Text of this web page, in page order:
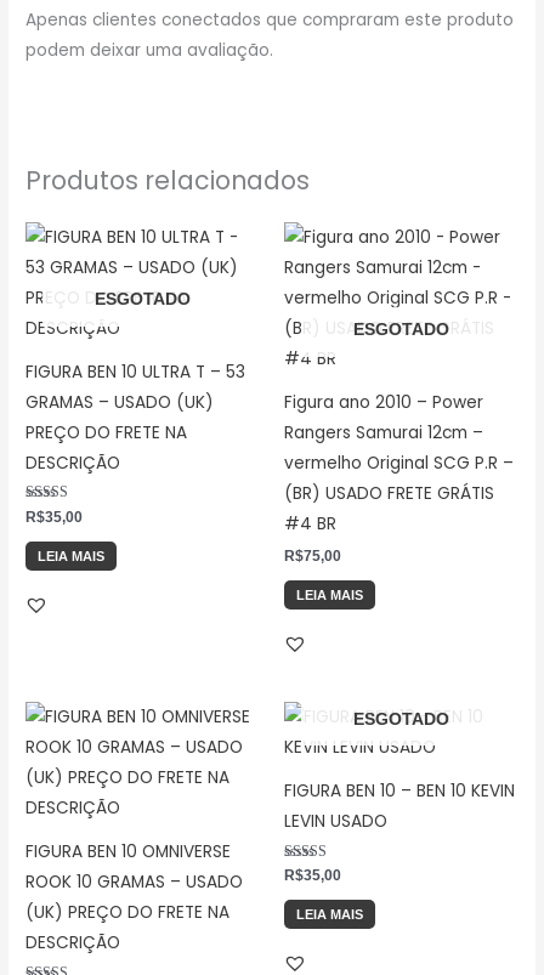
Apenas clientes conectados que compraram este produto
podem deixar uma avaliação.
Produtos relacionados
ESGOTADO
FIGURA BEN 10 ULTRA T – 53
GRAMAS – USADO (UK)
PREÇO DO FRETE NA
DESCRIÇÃO
Avaliação
5.00
de 5
R$35,00
LEIA MAIS
ESGOTADO
Figura ano 2010 – Power
Rangers Samurai 12cm –
vermelho Original SCG P.R –
(BR) USADO FRETE GRÁTIS
#4 BR
R$75,00
LEIA MAIS
FIGURA BEN 10 OMNIVERSE
ROOK 10 GRAMAS – USADO
(UK) PREÇO DO FRETE NA
DESCRIÇÃO
ESGOTADO
FIGURA BEN 10 – BEN 10 KEVIN
LEVIN USADO
Avaliação
5.00
de 5
R$35,00
LEIA MAIS